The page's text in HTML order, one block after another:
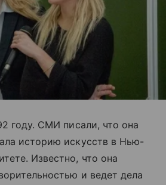
году. СМИ писали, что она
историю искусств в Нью-
Известно, что она
и ведет дела